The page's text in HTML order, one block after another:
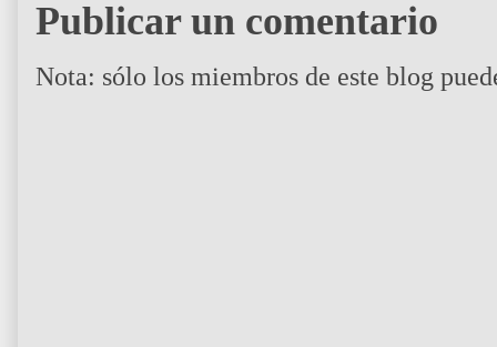
Publicar un comentario
Nota: sólo los miembros de este blog